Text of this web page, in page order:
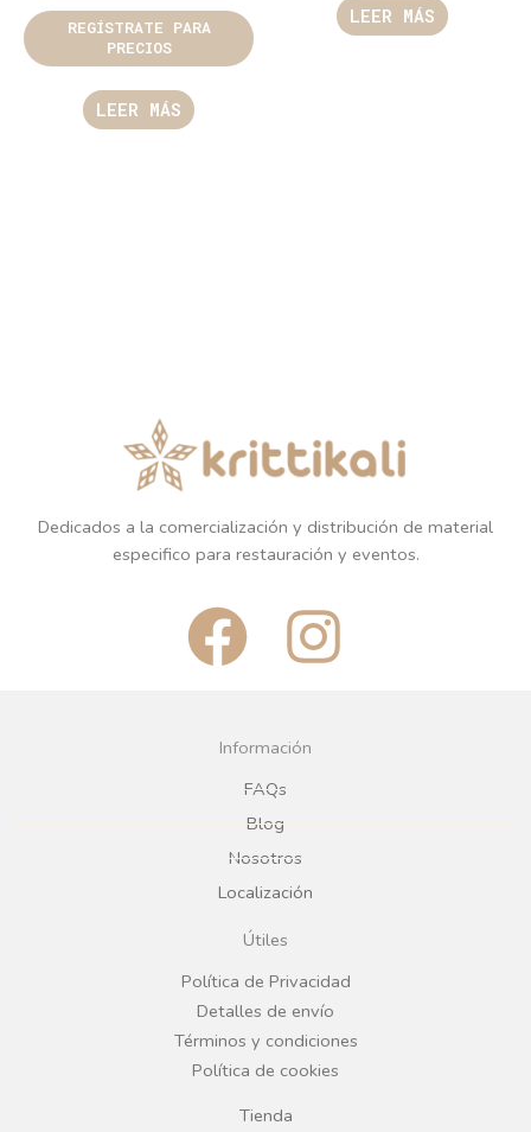
REGÍSTRATE PARA
PRECIOS
LEER MÁS
LEER MÁS
Dedicados a la comercialización y distribución de material
especifico para restauración y eventos.
F
a
c
e
b
o
o
k
I
n
g
r
a
Información
FAQs
Blog
Nosotros
Localización
Útiles
Política de Privacidad
Detalles de envío
Términos y condiciones
Política de cookies
Tienda